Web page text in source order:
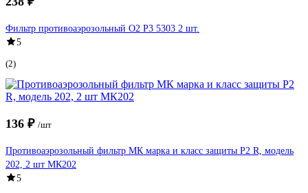
Фильтр противоаэрозольный О2 Р3 5303 2 шт.
5
(2)
136 ₽ /шт
Противоаэрозольный фильтр МК марка и класс защиты Р2 R, модель
202, 2 шт МК202
5